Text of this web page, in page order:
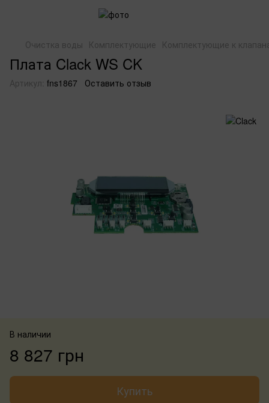
Очистка воды Комплектующие Комплектующие к
Плата Clack WS CK
Артикул: fns1867 Оставить отзыв
В наличии
8 827 грн
Купить